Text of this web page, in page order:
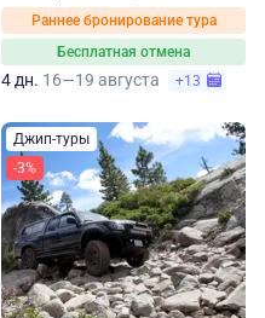
Раннее бронирование тура
Бесплатная отмена
4 дн. 16—19 августа +13
Джип-туры
-3%